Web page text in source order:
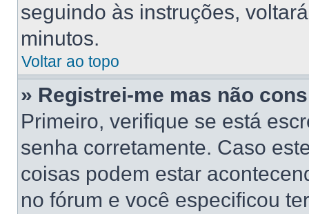
seguindo às instruções,
minutos.
Voltar ao topo
» Registrei-me mas não
Primeiro, verifique se está
senha corretamente. Caso
coisas podem estar
no fórum e você especificou